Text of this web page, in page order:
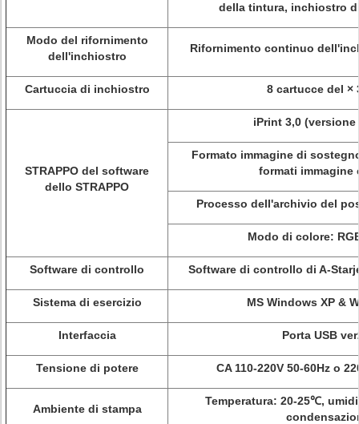
della tintura, inchiostro
Modo del rifornimento
dell'inchiostro
Rifornimento continuo
Cartuccia di inchiostro 8 cartucce del ×
STRAPPO del software
dello STRAPPO
iPrint 3,0
Formato immagine di
formati immagine
Processo dell'archivio del
Modo di colore:
Software di controllo Software di controllo di A-
Sistema di esercizio MS Windows XP &
Interfaccia Porta USB
Tensione di potere CA 110-220V 50-60Hz o
Ambiente di stampa
Temperatura: 20-25℃,